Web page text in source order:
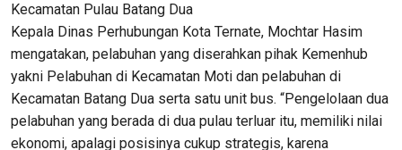
Kecamatan Pulau Batang Dua
Kepala Dinas Perhubungan Kota Ternate, Mochtar Hasim
mengatakan, pelabuhan yang diserahkan pihak Kemenhub
yakni Pelabuhan di Kecamatan Moti dan pelabuhan di
Kecamatan Batang Dua serta satu unit bus. “Pengelolaan dua
pelabuhan yang berada di dua pulau terluar itu, memiliki nilai
ekonomi, apalagi posisinya cukup strategis, karena